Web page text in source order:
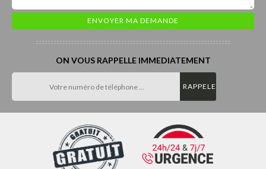
ON VOUS RAPPELLE IMMEDIATEMENT